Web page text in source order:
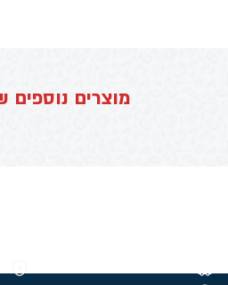
מוצרים נוספים